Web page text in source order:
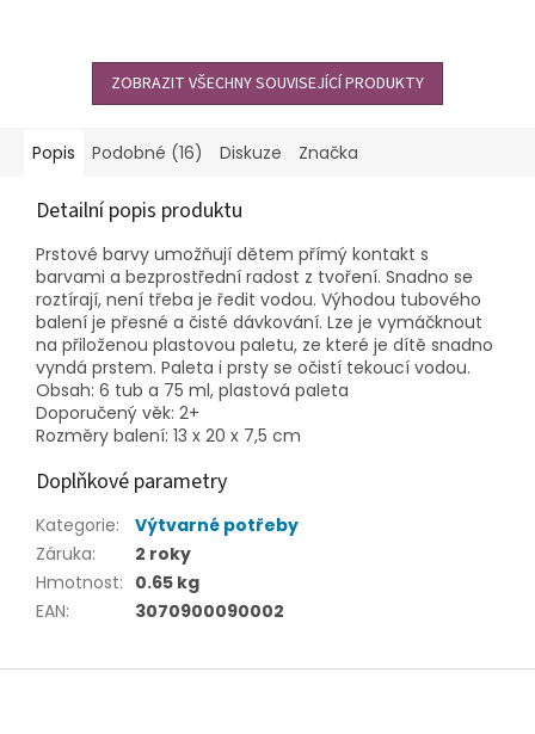
neumějí uchopit štětec
nebo pastelky...
které jsou...
ZOBRAZIT VŠECHNY SOUVISEJÍCÍ PRODUKTY
Popis Podobné (16) Diskuze Značka
Detailní popis produktu
Prstové barvy umožňují dětem přímý kontakt s
barvami a bezprostřední radost z tvoření. Snadno se
roztírají, není třeba je ředit vodou. Výhodou tubového
balení je přesné a čisté dávkování. Lze je vymáčknout
na přiloženou plastovou paletu, ze které je dítě snadno
vyndá prstem. Paleta i prsty se očistí tekoucí vodou.
Obsah: 6 tub a 75 ml, plastová paleta
Doporučený věk: 2+
Rozměry balení: 13 x 20 x 7,5 cm
Doplňkové parametry
Kategorie:
Výtvarné potřeby
Záruka:
2 roky
Hmotnost: 0.65 kg
EAN: 3070900090002
Z